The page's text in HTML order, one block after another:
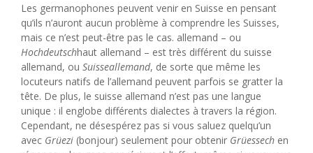
Les germanophones peuvent venir en Suisse en pensant
qu’ils n’auront aucun problème à comprendre les Suisses,
mais ce n’est peut-être pas le cas. allemand – ou
Hochdeutschhaut allemand – est très différent du suisse
allemand, ou Suisseallemand, de sorte que même les
locuteurs natifs de l’allemand peuvent parfois se gratter la
tête. De plus, le suisse allemand n’est pas une langue
unique : il englobe différents dialectes à travers la région.
Cependant, ne désespérez pas si vous saluez quelqu’un
avec Grüezi (bonjour) seulement pour obtenir Grüessech en